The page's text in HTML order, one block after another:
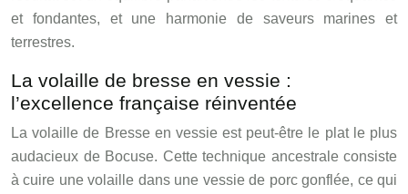
et fondantes, et une harmonie de saveurs marines et
terrestres.
La volaille de bresse en vessie :
l’excellence française réinventée
La volaille de Bresse en vessie est peut-être le plat le plus
audacieux de Bocuse. Cette technique ancestrale consiste
à cuire une volaille dans une vessie de porc gonflée, ce qui